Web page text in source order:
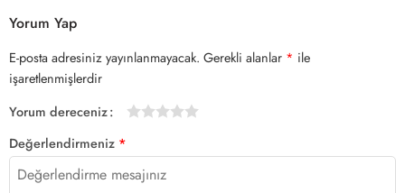
Yorum Yap
E-posta adresiniz yayınlanmayacak. Gerekli alanlar * ile
işaretlenmişlerdir
Yorum dereceniz
Değerlendirmeniz *